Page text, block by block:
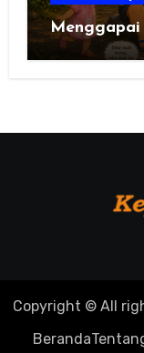
Copyright © All
Beranda